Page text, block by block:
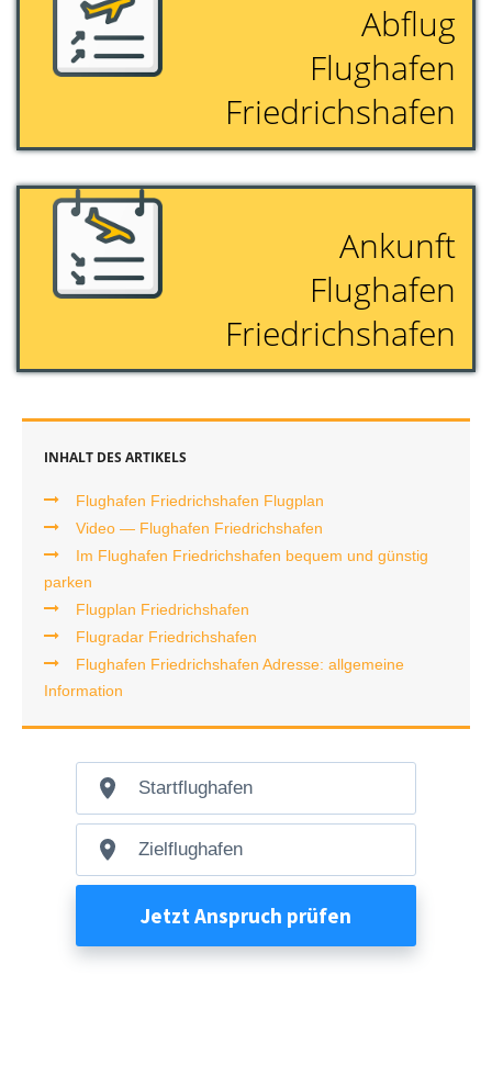
Abflug
Flughafen
Friedrichshafen
Ankunft
Flughafen
Friedrichshafen
INHALT DES ARTIKELS
Flughafen Friedrichshafen Flugplan
Video — Flughafen Friedrichshafen
Im Flughafen Friedrichshafen bequem und günstig
parken
Flugplan Friedrichshafen
Flugradar Friedrichshafen
Flughafen Friedrichshafen Adresse: allgemeine
Information